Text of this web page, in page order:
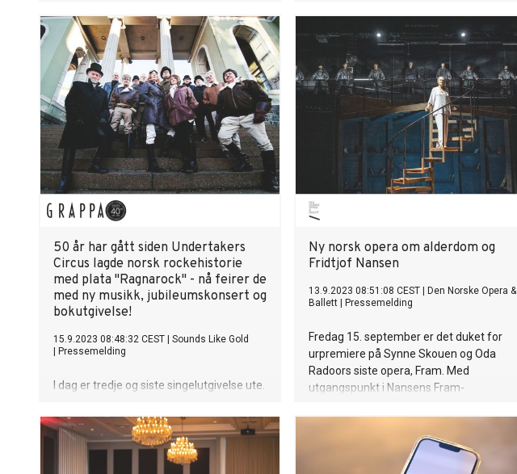
50 år har gått siden Undertakers
Circus lagde norsk rockehistorie
med plata "Ragnarock" - nå feirer de
med ny musikk, jubileumskonsert og
bokutgivelse!
15.9.2023 08:48:32 CEST
Sounds Like Gold
Pressemelding
I dag er tredje og siste singelutgivelse ute.
på Parkteateret!
Ny norsk opera om alderdom og
Fridtjof Nansen
13.9.2023 08:51:08 CEST
Den Norske Opera &
Ballett
Pressemelding
Fredag 15. september er det duket for
urpremiere på Synne Skouen og Oda
Radoors siste opera, Fram. Med
utgangspunkt i Nansens Fram-
Ballerina en nær fortelling om alderdom